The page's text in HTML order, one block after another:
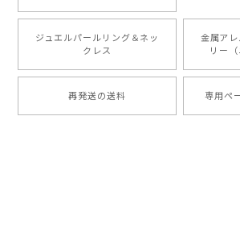
ジュエルパールリング＆ネッ
クレス
金属ア
リー
再発送の送料 専用ペ